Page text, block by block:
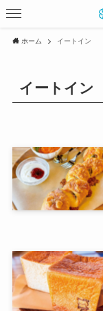
ホーム イートイン
イートイン